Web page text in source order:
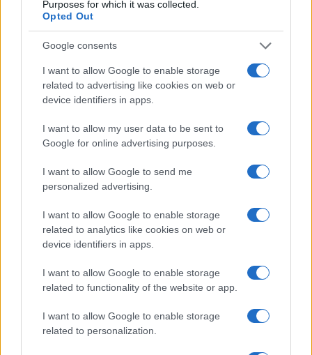
Purposes for which it was collected.
Opted Out
Google consents
I want to allow Google to enable storage
related to advertising like cookies on web or
device identifiers in apps.
I want to allow my user data to be sent to
Google for online advertising purposes.
I want to allow Google to send me
personalized advertising.
I want to allow Google to enable storage
related to analytics like cookies on web or
device identifiers in apps.
I want to allow Google to enable storage
related to functionality of the website or app.
I want to allow Google to enable storage
related to personalization.
Martina Agostina Diturco
I nostri cari
I nostri cari